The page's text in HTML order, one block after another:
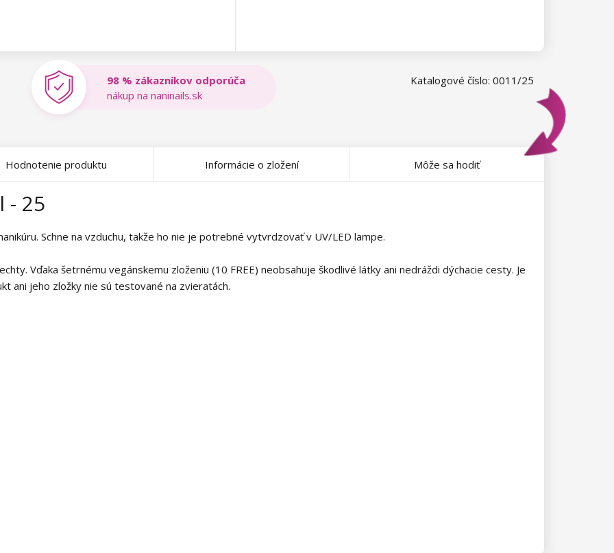
Katalogové číslo: 0011/25
98 % zákazníkov odporúča
nákup na naninails.sk
- 25
Schne na vzduchu, takže ho nie je potrebné vytvrdzovať v UV/LED lampe.
Vďaka šetrnému vegánskemu zloženiu (10 FREE) neobsahuje škodlivé látky ani nedráždi dýchacie cesty. Je
ani jeho zložky nie sú testované na zvieratách.
Hodnotenie produktu Informácie o zložení Môže sa hodiť